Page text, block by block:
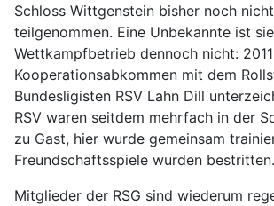
Schloss Wittgenstein bisher noch
teilgenommen. Eine Unbekannte ist
Wettkampfbetrieb dennoch nicht:
Kooperationsabkommen mit dem
Bundesligisten RSV Lahn Dill
RSV waren seitdem mehrfach in der
zu Gast, hier wurde gemeinsam
Freundschaftsspiele wurden bestritten.
Mitglieder der RSG sind wiederum